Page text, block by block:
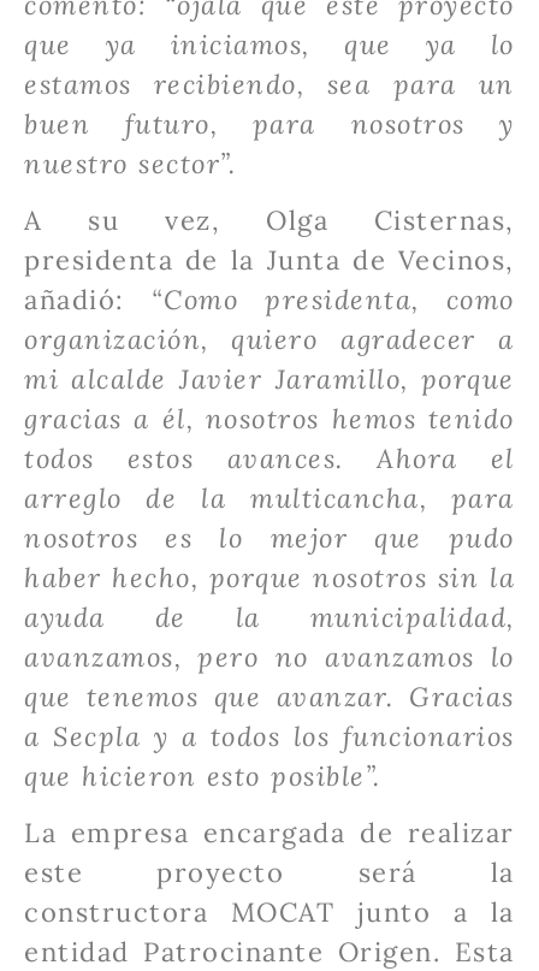
que ya iniciamos, que ya lo
estamos recibiendo, sea para un
buen futuro, para nosotros y
nuestro sector”.
A su vez, Olga Cisternas,
presidenta de la Junta de Vecinos,
añadió: “Como presidenta, como
organización, quiero agradecer a
mi alcalde Javier Jaramillo, porque
gracias a él, nosotros hemos tenido
todos estos avances. Ahora el
arreglo de la multicancha, para
nosotros es lo mejor que pudo
haber hecho, porque nosotros sin la
ayuda de la municipalidad,
avanzamos, pero no avanzamos lo
que tenemos que avanzar. Gracias
a Secpla y a todos los funcionarios
que hicieron esto posible”.
La empresa encargada de realizar
este proyecto será la
constructora MOCAT junto a la
entidad Patrocinante Origen. Esta